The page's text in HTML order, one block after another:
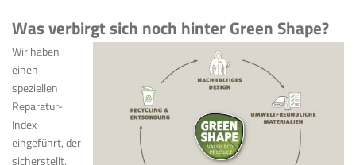
Was verbirgt sich noch hinter Green Shape?
Wir haben
einen
speziellen
Reparatur-
Index
eingeführt, der
sicherstellt,